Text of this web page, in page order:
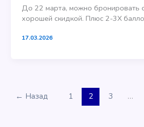
До 22 марта, можно бронировать
хорошей скидкой. Плюс 2-3Х
17.03.2026
← Назад 1 2 3 …